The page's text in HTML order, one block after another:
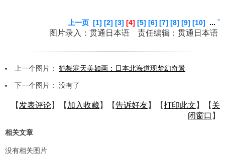
上一页 [1] [2] [3] [4] [5] [6] [7] [8] [9] [10] ...
图片录入：贯通日本语 责任编辑：贯通日本语
上一个图片： 鹤舞寒天美如画：日本北海道现梦幻奇景
下一个图片： 没有了
【 发表评论】【 加入收藏】【告诉好友】【打印此文 】【 关
闭窗口 】
相关文章
没有相关图片